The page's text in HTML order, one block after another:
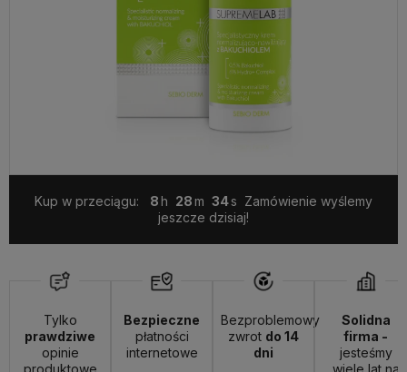
Kup w przeciągu: 8 28 33
Zamówienie wyślemy
jeszcze dzisiaj!
Tylko
prawdziwe
opinie
produktowe
Bezpieczne
płatności
internetowe
Bezproblemowy
zwrot do 14
dni
Solidna
firma -
jesteśmy
wiele lat na